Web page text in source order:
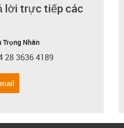
lời trực tiếp các
Trọng Nhân
phone
28 3636 4189